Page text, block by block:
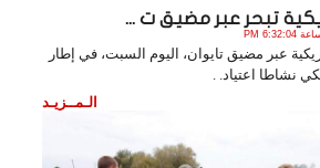
تبحر عبر مضيق ت ...
عبر مضيق تايوان، اليوم السبت، في إطار
نشاطا اعتياد. .
الـمــزيـد